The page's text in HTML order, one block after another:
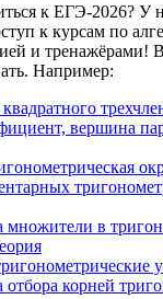
к ЕГЭ-2026? У
к курсам по
и тренажёрами!
Например:
вершина
множители в
корней